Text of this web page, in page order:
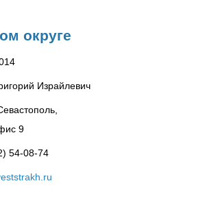
округе
Израйлевич
9
54-08-74